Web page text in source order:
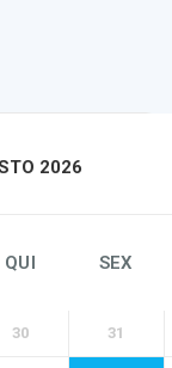
2026
QUI SEX
30 31